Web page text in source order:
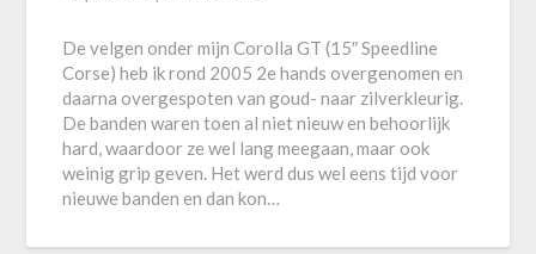
De velgen onder mijn Corolla GT (15″ Speedline
Corse) heb ik rond 2005 2e hands overgenomen en
daarna overgespoten van goud- naar zilverkleurig.
De banden waren toen al niet nieuw en behoorlijk
hard, waardoor ze wel lang meegaan, maar ook
weinig grip geven. Het werd dus wel eens tijd voor
nieuwe banden en dan kon…